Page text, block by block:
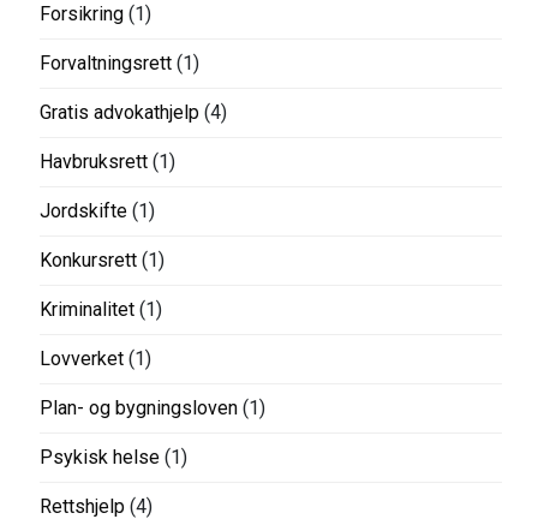
Forsikring (1)
Forvaltningsrett (1)
Gratis advokathjelp (4)
Havbruksrett (1)
Jordskifte (1)
Konkursrett (1)
Kriminalitet (1)
Lovverket (1)
Plan- og bygningsloven (1)
Psykisk helse (1)
Rettshjelp (4)